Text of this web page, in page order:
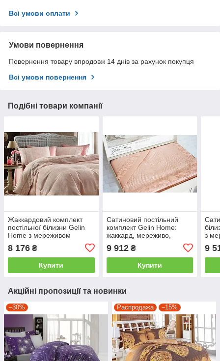
Всі умови оплати
Умови повернення
Повернення товару впродовж 14 днів за рахунок покупця
Всі умови повернення
Подібні товари компанії
Жаккардовий комплект
постільної білизни Gelin
Home з мереживом
pudra/Пудра
8 176 ₴
Купити
Сатиновий постільний
комплект Gelin Home:
жаккард, мереживо,
двоспальний - євро,
персиковий
9 912₴
Купити
з
9
Акційні пропозиції та новинки
–30% Распродажа –15%